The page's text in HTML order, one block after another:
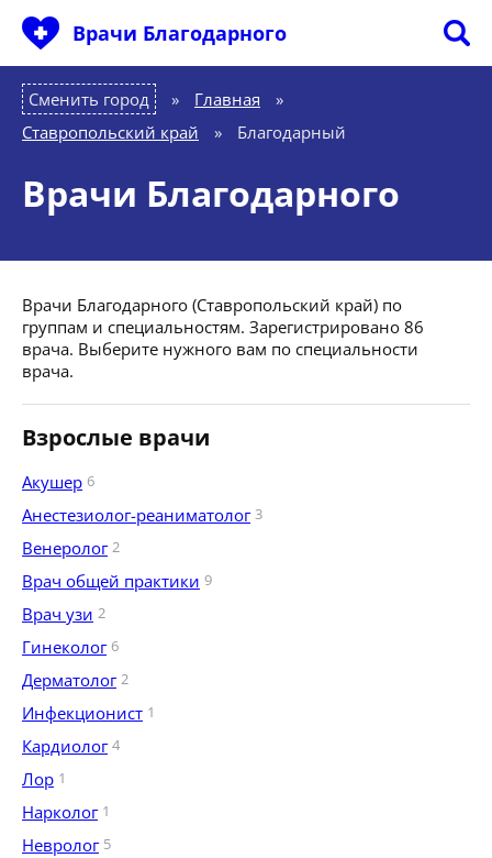
Врачи Благодарного
Сменить город Главная
»
Ставропольский край
» Благодарный
Врачи Благодарного
Врачи Благодарного (Ставропольский край) по
группам и специальностям. Зарегистрировано 86
врача. Выберите нужного вам по специальности
врача.
Взрослые врачи
Акушер 6
Анестезиолог-реаниматолог 3
Венеролог 2
Врач общей практики 9
Врач узи 2
Гинеколог 6
Дерматолог 2
Инфекционист 1
Кардиолог 4
Лор 1
Нарколог 1
Невролог 5